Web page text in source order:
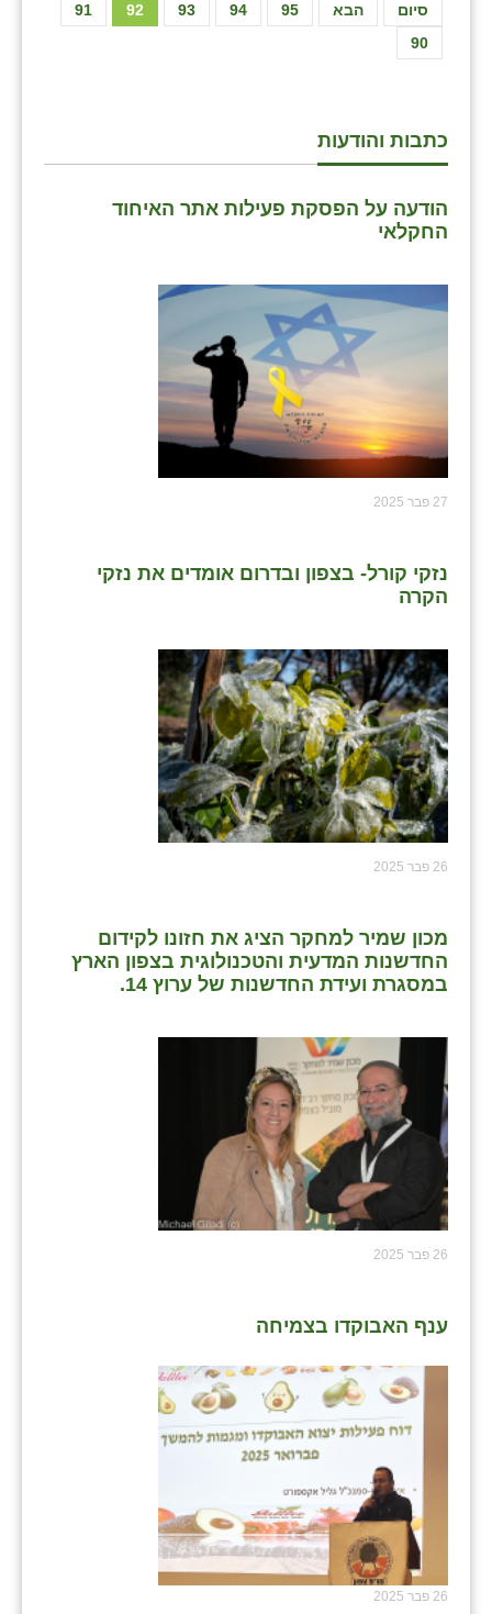
90
91 92 93 94 95 הבא סיום
כתבות והודעות
הודעה על הפסקת פעילות אתר האיחוד
החקלאי
27 פבר 2025
נזקי קורל- בצפון ובדרום אומדים את נזקי
הקרה
26 פבר 2025
מכון שמיר למחקר הציג את חזונו לקידום
החדשנות המדעית והטכנולוגית בצפון הארץ
במסגרת ועידת החדשנות של ערוץ 14.
26 פבר 2025
ענף האבוקדו בצמיחה
26 פבר 2025